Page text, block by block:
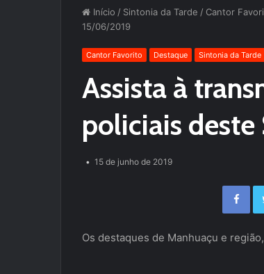
Início / Sintonia da Tarde / Cantor
15/06/2019
Cantor Favorito Destaque Sintonia da Tarde
Assista à
policiais
15 de junho de 2019
Facebook
Os destaques de Manhuaçu e